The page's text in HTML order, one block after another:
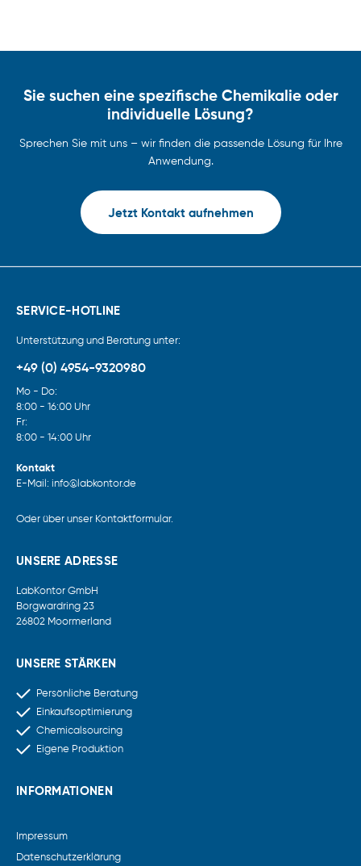
Sie suchen eine spezifische Chemikalie oder
individuelle Lösung?
Sprechen Sie mit uns – wir finden die passende Lösung für Ihre
Anwendung.
Jetzt Kontakt aufnehmen
SERVICE-HOTLINE
Unterstützung und Beratung unter:
+49 (0) 4954-9320980
Mo - Do:
8:00 - 16:00 Uhr
Fr:
8:00 - 14:00 Uhr
Kontakt
E-Mail: info@labkontor.de
Oder über unser Kontaktformular.
UNSERE ADRESSE
LabKontor GmbH
Borgwardring 23
26802 Moormerland
UNSERE STÄRKEN
Persönliche Beratung
Einkaufsoptimierung
Chemicalsourcing
Eigene Produktion
INFORMATIONEN
Impressum
Datenschutzerklärung